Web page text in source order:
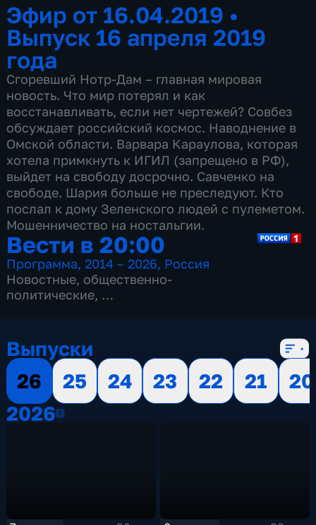
Эфир от 16.04.2019 •
Выпуск 16 апреля 2019
года
Сгоревший Нотр-Дам – главная мировая
новость. Что мир потерял и как
восстанавливать, если нет чертежей? Совбез
обсуждает российский космос. Наводнение в
Омской области. Варвара Караулова, которая
хотела примкнуть к ИГИЛ (запрещено в РФ),
выйдет на свободу досрочно. Савченко на
свободе. Шария больше не преследуют. Кто
послал к дому Зеленского людей с пулеметом.
Мошенничество на ностальгии.
Вести в 20:00
Программа,2014 – 2026, Россия
Новостные, общественно-
политические,
Выпуски
26
25 24 23 22 21
20
20262026